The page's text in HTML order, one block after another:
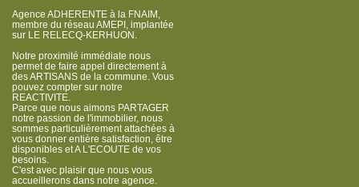
Agence ADHERENTE à la FNAIM,
membre du réseau AMEPI, implantée
sur LE RELECQ-KERHUON.
Notre proximité immédiate nous
permet de faire appel directement à
des ARTISANS de la commune. Vous
pouvez compter sur notre
REACTIVITE.
Parce que nous aimons PARTAGER
notre passion de l'immobilier, nous
sommes particulièrement attachées à
vous donner entière satisfaction, être
disponibles et A L'ECOUTE de vos
besoins.
C'est avec plaisir que nous vous
accueillerons dans notre agence.